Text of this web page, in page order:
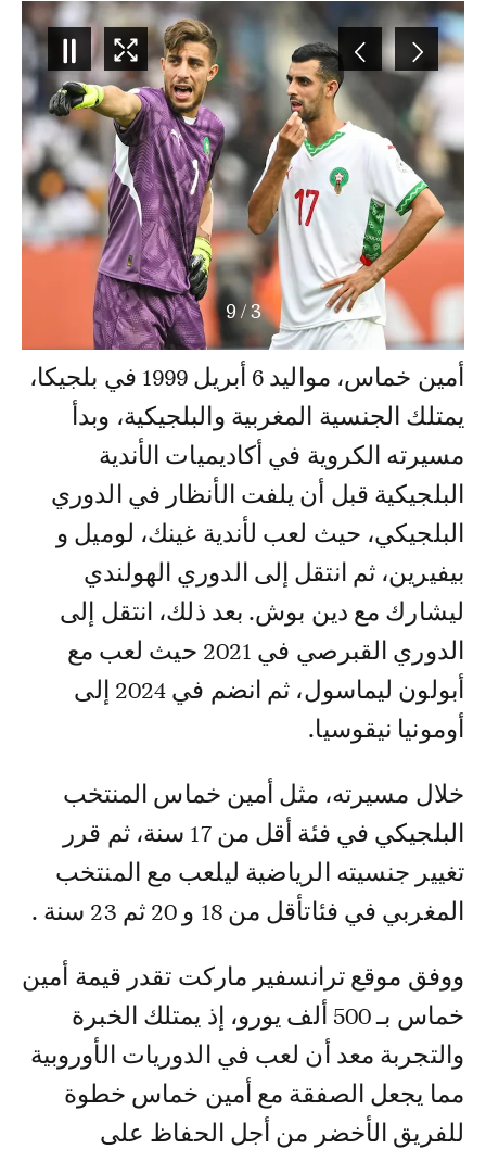
4
/
9
أمين خماس، مواليد 6 أبريل 1999 في بلجيكا،
يمتلك الجنسية المغربية والبلجيكية، وبدأ
مسيرته الكروية في أكاديميات الأندية
البلجيكية قبل أن يلفت الأنظار في الدوري
البلجيكي، حيث لعب لأندية غينك، لوميل و
بيفيرين، ثم انتقل إلى الدوري الهولندي
ليشارك مع دين بوش. بعد ذلك، انتقل إلى
الدوري القبرصي في 2021 حيث لعب مع
أبولون ليماسول، ثم انضم في 2024 إلى
أومونيا نيقوسيا.
خلال مسيرته، مثل أمين خماس المنتخب
البلجيكي في فئة أقل من 17 سنة، ثم قرر
تغيير جنسيته الرياضية ليلعب مع المنتخب
المغربي في فئاتأقل من 18 و 20 ثم 23 سنة .
ووفق موقع ترانسفير ماركت تقدر قيمة أمين
خماس بـ 500 ألف يورو، إذ يمتلك الخبرة
والتجربة معد أن لعب في الدوريات الأوروبية
مما يجعل الصفقة مع أمين خماس خطوة
للفريق الأخضر من أجل الحفاظ على